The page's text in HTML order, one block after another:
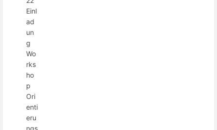
Einl
ad
un
g
Wo
rks
ho
p
Ori
enti
eru
ngs